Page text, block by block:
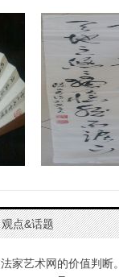
观点&话题
家艺术网的价值判断。